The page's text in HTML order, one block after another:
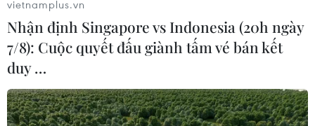
vietnamplus.vn
Nhận định Singapore vs Indonesia (20h ngày
7/8): Cuộc quyết đấu giành tấm vé bán kết
duy …